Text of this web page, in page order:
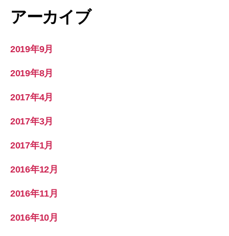
アーカイブ
2019年9月
2019年8月
2017年4月
2017年3月
2017年1月
2016年12月
2016年11月
2016年10月